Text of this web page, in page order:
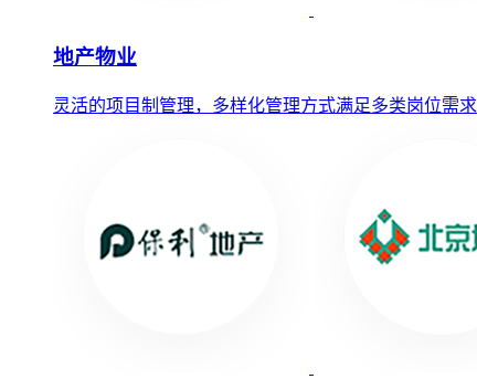
地产物业
灵活的项目制管理，多样化管理方式满足多类岗位需求